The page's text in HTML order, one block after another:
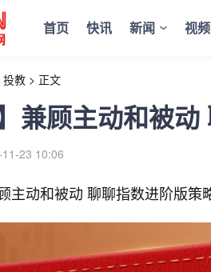
首页 快讯 新闻 视频
投教 > 正文
兼顾主动和被
23 10:06
主动和被动 聊聊指数进阶版策